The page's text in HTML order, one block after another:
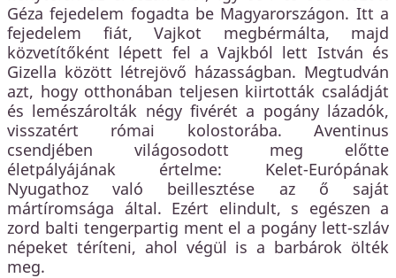
Géza fejedelem fogadta be Magyarországon. Itt a
fejedelem fiát, Vajkot megbérmálta, majd
közvetítőként lépett fel a Vajkból lett István és
Gizella között létrejövő házasságban. Megtudván
azt, hogy otthonában teljesen kiirtották családját
és lemészárolták négy fivérét a pogány lázadók,
visszatért római kolostorába. Aventinus
csendjében világosodott meg előtte
életpályájának értelme: Kelet-Európának
Nyugathoz való beillesztése az ő saját
mártíromsága által. Ezért elindult, s egészen a
zord balti tengerpartig ment el a pogány lett-szláv
népeket téríteni, ahol végül is a barbárok ölték
meg.